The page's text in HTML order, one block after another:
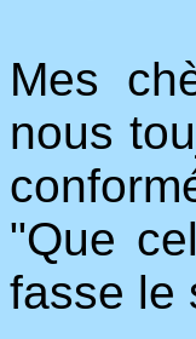
Mes
nous
"Que
fasse le